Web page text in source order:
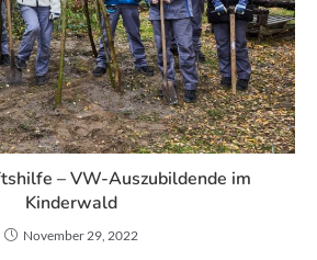
– VW-Auszubildende im
Kinderwald
November 29, 2022